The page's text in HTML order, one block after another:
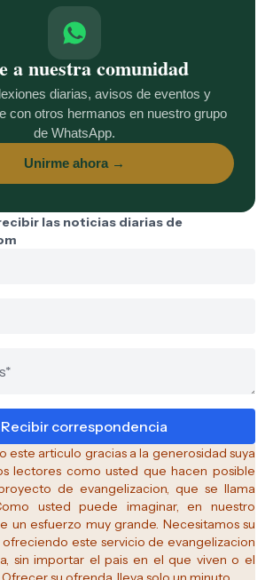
a nuestra comunidad
diarias, avisos de eventos y
con otros hermanos en nuestro grupo
de WhatsApp.
Unirme ahora →
las noticias diarias de
este articulo gracias a la generosidad suya
lectores como usted que hacen posible
de evangelizacion, que se llama
usted puede imaginar, en nuestro
un esfuerzo muy grande. Necesitamos su
este servicio de evangelizacion
sin importar el pais en el que viven o el